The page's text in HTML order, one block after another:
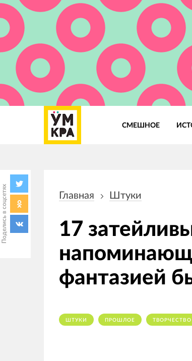
СМЕШНОЕ
Поделись в соцсетях навигации
Главная Штуки
17
фантазией
ШТУКИ ПРОШЛОЕ ТВОРЧЕСТВО